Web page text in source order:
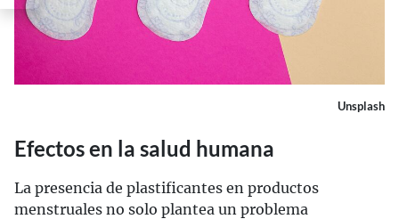
Unsplash
Efectos en la salud humana
La presencia de plastificantes en productos
menstruales no solo plantea un problema